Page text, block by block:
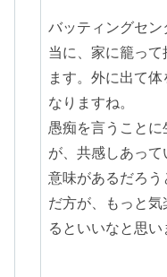
バッティングセ
当に、家に籠っ
ます。外に出て
なりますね。
愚痴を言うこと
が、共感しあっ
意味があるだろ
だ方が、もっと
るといいなと思い